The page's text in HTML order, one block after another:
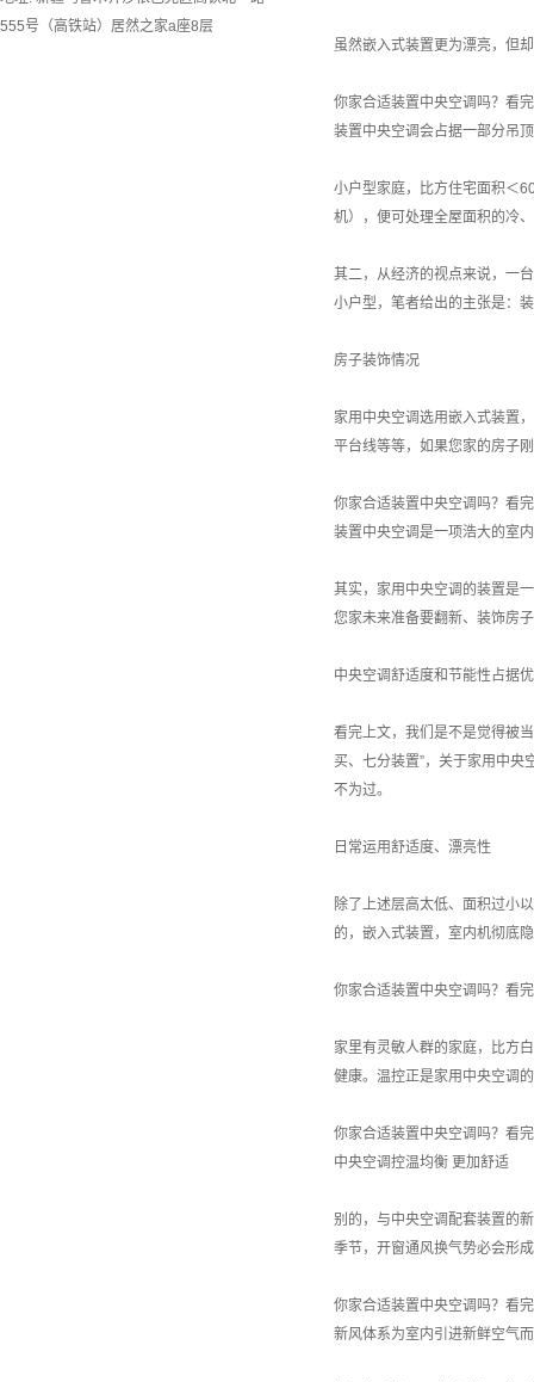
555号（高铁站）居然之家a座8层
虽然嵌入式装置更为漂亮，但
你家合适装置中央空调吗？看
装置中央空调会占据一部分吊
小户型家庭，比方住宅面积＜
机），便可处理全屋面积的冷
其二，从经济的视点来说，一
小户型，笔者给出的主张是：
房子装饰情况
家用中央空调选用嵌入式装置
平台线等等，如果您家的房子
你家合适装置中央空调吗？看
装置中央空调是一项浩大的室
其实，家用中央空调的装置是
您家未来准备要翻新、装饰房
中央空调舒适度和节能性占据
看完上文，我们是不是觉得被
买、七分装置”，关于家用中
不为过。
日常运用舒适度、漂亮性
除了上述层高太低、面积过小
的，嵌入式装置，室内机彻底
你家合适装置中央空调吗？看
家里有灵敏人群的家庭，比方
健康。温控正是家用中央空调
你家合适装置中央空调吗？看
中央空调控温均衡 更加舒适
别的，与中央空调配套装置的
季节，开窗通风换气势必会形
你家合适装置中央空调吗？看
新风体系为室内引进新鲜空气